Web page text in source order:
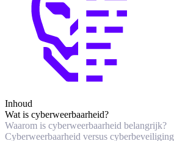
Inhoud
Wat is cyberweerbaarheid?
Waarom is cyberweerbaarheid belangrijk?
Cyberweerbaarheid versus cyberbeveiliging